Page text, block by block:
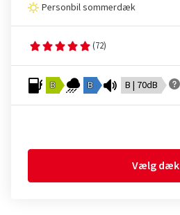
Personbil sommerdæk
(72)
B B B | 70dB
Vælg dæk